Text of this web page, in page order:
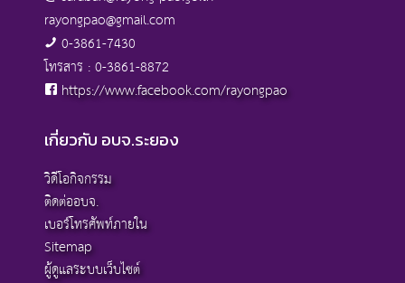
rayongpao@gmail.com
0-3861-7430
โทรสาร : 0-3861-8872
https://www.facebook.com/rayongpao
เกี่ยวกับ อบจ.ระยอง
วิดีโอกิจกรรม
ติดต่ออบจ.
เบอร์โทรศัพท์ภายใน
Sitemap
ผู้ดูแลระบบเว็บไซต์